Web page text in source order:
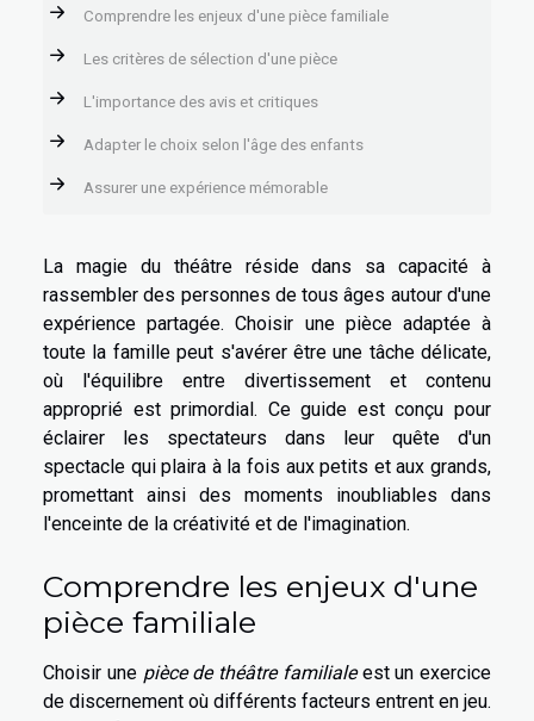
Comprendre les enjeux d'une pièce familiale
Les critères de sélection d'une pièce
L'importance des avis et critiques
Adapter le choix selon l'âge des enfants
Assurer une expérience mémorable
La magie du théâtre réside dans sa capacité à
rassembler des personnes de tous âges autour d'une
expérience partagée. Choisir une pièce adaptée à
toute la famille peut s'avérer être une tâche délicate,
où l'équilibre entre divertissement et contenu
approprié est primordial. Ce guide est conçu pour
éclairer les spectateurs dans leur quête d'un
spectacle qui plaira à la fois aux petits et aux grands,
promettant ainsi des moments inoubliables dans
l'enceinte de la créativité et de l'imagination.
Comprendre les enjeux d'une
pièce familiale
Choisir une pièce de théâtre familialeest un exercice
de discernement où différents facteurs entrent en jeu.